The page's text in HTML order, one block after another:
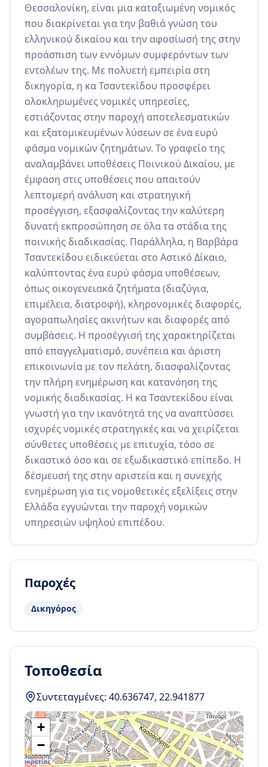
Θεσσαλονίκη, είναι μια καταξιωμένη νομικός
που διακρίνεται για την βαθιά γνώση του
ελληνικού δικαίου και την αφοσίωσή της στην
προάσπιση των εννόμων συμφερόντων των
εντολέων της. Με πολυετή εμπειρία στη
δικηγορία, η κα Τσαντεκίδου προσφέρει
ολοκληρωμένες νομικές υπηρεσίες,
εστιάζοντας στην παροχή αποτελεσματικών
και εξατομικευμένων λύσεων σε ένα ευρύ
φάσμα νομικών ζητημάτων. Το γραφείο της
αναλαμβάνει υποθέσεις Ποινικού Δικαίου, με
έμφαση στις υποθέσεις που απαιτούν
λεπτομερή ανάλυση και στρατηγική
προσέγγιση, εξασφαλίζοντας την καλύτερη
δυνατή εκπροσώπηση σε όλα τα στάδια της
ποινικής διαδικασίας. Παράλληλα, η Βαρβάρα
Τσαντεκίδου ειδικεύεται στο Αστικό Δίκαιο,
καλύπτοντας ένα ευρύ φάσμα υποθέσεων,
όπως οικογενειακά ζητήματα (διαζύγια,
επιμέλεια, διατροφή), κληρονομικές διαφορές,
αγοραπωλησίες ακινήτων και διαφορές από
συμβάσεις. Η προσέγγισή της χαρακτηρίζεται
από επαγγελματισμό, συνέπεια και άριστη
επικοινωνία με τον πελάτη, διασφαλίζοντας
την πλήρη ενημέρωση και κατανόηση της
νομικής διαδικασίας. Η κα Τσαντεκίδου είναι
γνωστή για την ικανότητά της να αναπτύσσει
ισχυρές νομικές στρατηγικές και να χειρίζεται
σύνθετες υποθέσεις με επιτυχία, τόσο σε
δικαστικό όσο και σε εξωδικαστικό επίπεδο. Η
δέσμευσή της στην αριστεία και η συνεχής
ενημέρωση για τις νομοθετικές εξελίξεις στην
Ελλάδα εγγυώνται την παροχή νομικών
υπηρεσιών υψηλού επιπέδου.
Παροχές
Δικηγόρος
Τοποθεσία
Συντεταγμένες: 40.636747, 22.941877
+
−